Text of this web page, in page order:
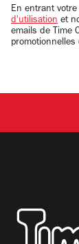
email
En entrant
d'utilisation et
emails de Time